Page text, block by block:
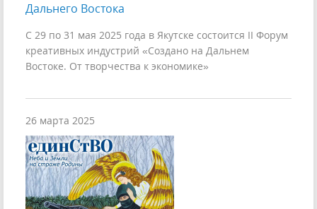
Дальнего Востока
С 29 по 31 мая 2025 года в Якутске состоится II Форум
креативных индустрий «Создано на Дальнем
Востоке. От творчества к экономике»
26 марта 2025